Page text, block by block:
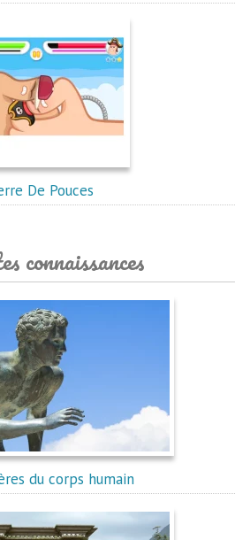
De Pouces
connaissances
du corps humain